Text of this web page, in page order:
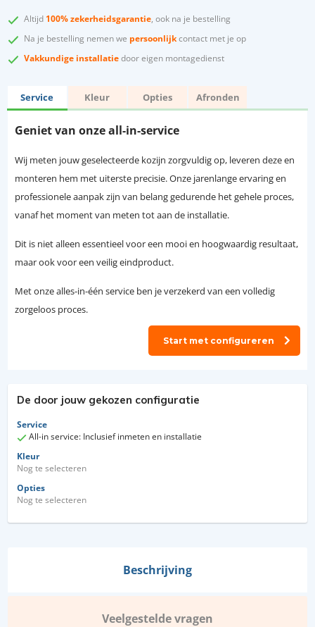
Altijd 100% zekerheidsgarantie, ook na je bestelling
Na je bestelling nemen we persoonlijkcontact met je op
Vakkundige installatiedoor eigen montagedienst
Service Kleur Opties Afronden
Geniet van onze all-in-service
Wij meten jouw geselecteerde kozijn zorgvuldig op, leveren deze en
monteren hem met uiterste precisie. Onze jarenlange ervaring en
professionele aanpak zijn van belang gedurende het gehele proces,
vanaf het moment van meten tot aan de installatie.
Dit is niet alleen essentieel voor een mooi en hoogwaardig resultaat,
maar ook voor een veilig eindproduct.
Met onze alles-in-één service ben je verzekerd van een volledig
zorgeloos proces.
Start met configureren
De door jouw gekozen configuratie
Service
All-in service: Inclusief inmeten en installatie
Kleur
Nog te selecteren
Opties
Nog te selecteren
Beschrijving
Veelgestelde vragen